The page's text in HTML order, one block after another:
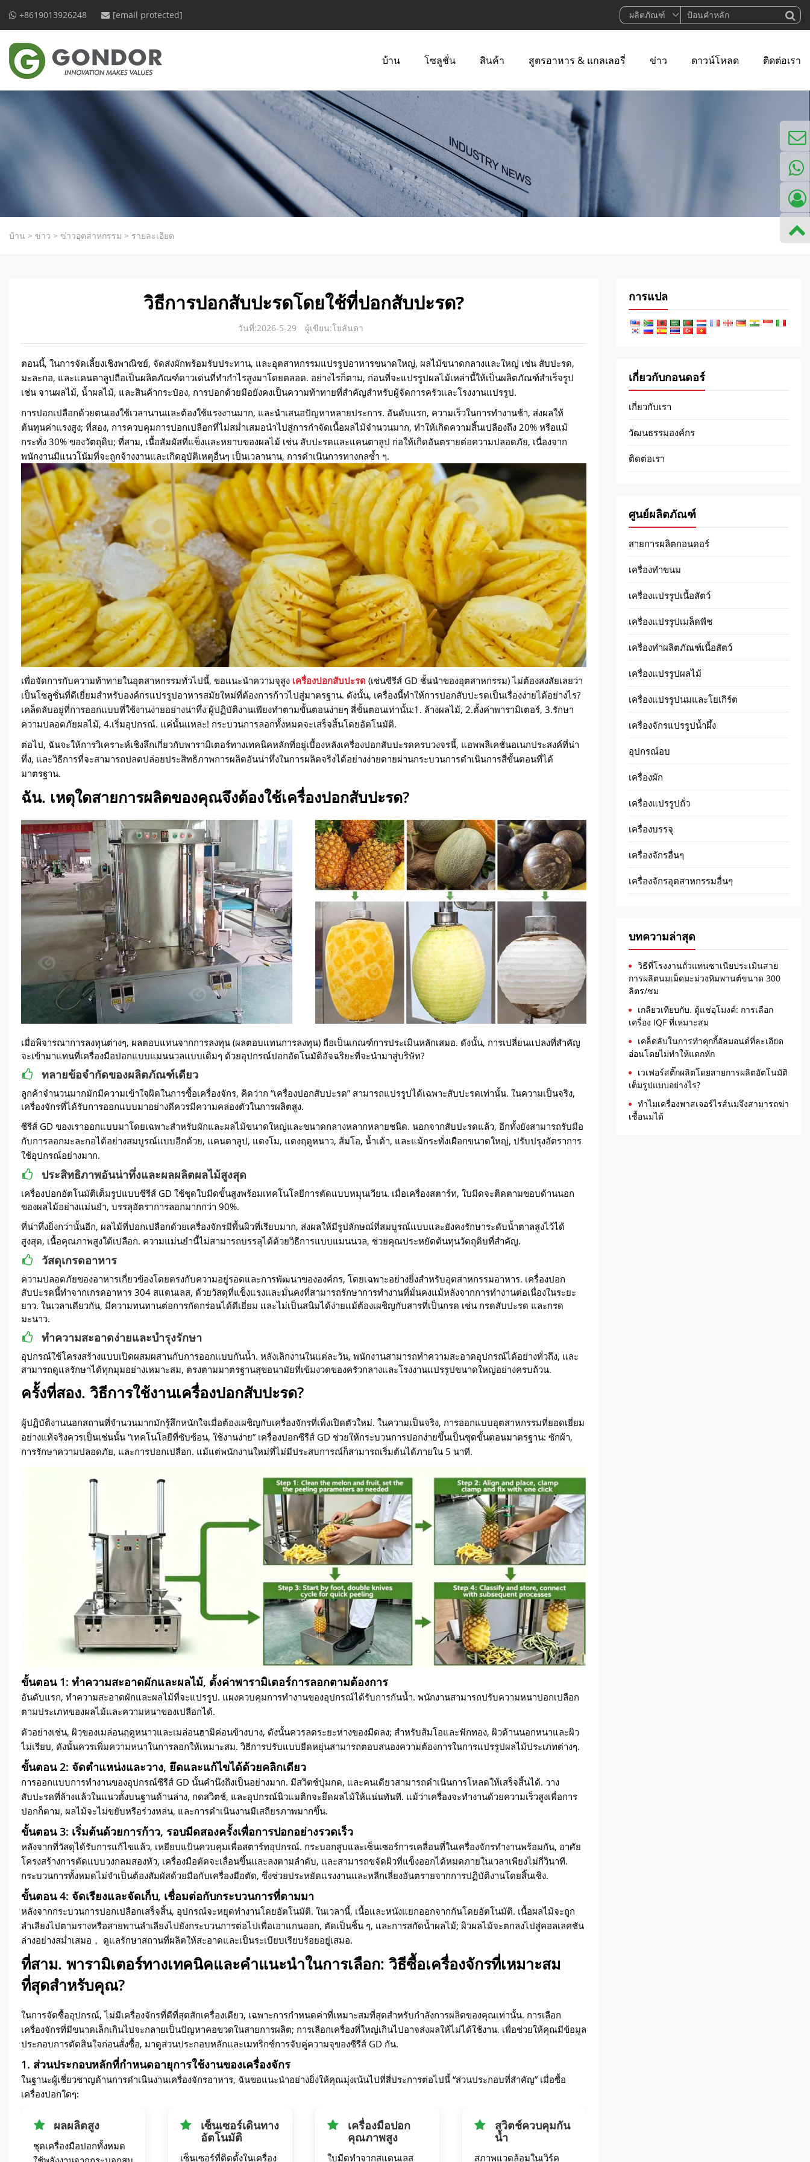
+8619013926248 [email protected]
บ้าน โซลูชั่น สินค้า สูตรอาหาร & แกลเลอรี่ ข่าว ดาวน์โหลด ติดต่อเรา
บ้าน > ข่าว > ข่าวอุตสาหกรรม > รายละเอียด
วิธีการปอกสับปะรดโดยใช้ที่ปอกสับปะรด?
วันที่:2026-5-29 ผู้เขียน:โยลันดา
ตอนนี้, ในการจัดเลี้ยงเชิงพาณิชย์, จัดส่งผักพร้อมรับประทาน, และอุตสาหกรรมแปรรูปอาหารขนาดใหญ่, ผลไม้ขนาดกลางและใหญ่ เช่น สับปะรด,
มะละกอ, และแคนตาลูปถือเป็นผลิตภัณฑ์ดาวเด่นที่ทำกำไรสูงมาโดยตลอด. อย่างไรก็ตาม, ก่อนที่จะแปรรูปผลไม้เหล่านี้ให้เป็นผลิตภัณฑ์สำเร็จรูป
เช่น จานผลไม้, น้ำผลไม้, และสินค้ากระป๋อง, การปอกด้วยมือยังคงเป็นความท้าทายที่สำคัญสำหรับผู้จัดการครัวและโรงงานแปรรูป.
การปอกเปลือกด้วยตนเองใช้เวลานานและต้องใช้แรงงานมาก, และนำเสนอปัญหาหลายประการ. อันดับแรก, ความเร็วในการทำงานช้า, ส่งผลให้
ต้นทุนค่าแรงสูง; ที่สอง, การควบคุมการปอกเปลือกที่ไม่สม่ำเสมอนำไปสู่การกำจัดเนื้อผลไม้จำนวนมาก, ทำให้เกิดความสิ้นเปลืองถึง 20% หรือแม้
กระทั่ง 30% ของวัตถุดิบ; ที่สาม, เนื้อสัมผัสที่แข็งและหยาบของผลไม้ เช่น สับปะรดและแคนตาลูป ก่อให้เกิดอันตรายต่อความปลอดภัย, เนื่องจาก
พนักงานมีแนวโน้มที่จะถูกจ้างงานและเกิดอุบัติเหตุอื่นๆ เป็นเวลานาน, การดำเนินการทางกลซ้ำ ๆ.
เพื่อจัดการกับความท้าทายในอุตสาหกรรมทั่วไปนี้, ขอแนะนำความจุสูง เครื่องปอกสับปะรด (เช่นซีรีส์ GD ชั้นนำของอุตสาหกรรม) ไม่ต้องสงสัยเลยว่า
เป็นโซลูชั่นที่ดีเยี่ยมสำหรับองค์กรแปรรูปอาหารสมัยใหม่ที่ต้องการก้าวไปสู่มาตรฐาน. ดังนั้น, เครื่องนี้ทำให้การปอกสับปะรดเป็นเรื่องง่ายได้อย่างไร?
เคล็ดลับอยู่ที่การออกแบบที่ใช้งานง่ายอย่างน่าทึ่ง ผู้ปฏิบัติงานเพียงทำตามขั้นตอนง่ายๆ สี่ขั้นตอนเท่านั้น:1. ล้างผลไม้, 2.ตั้งค่าพารามิเตอร์, 3.รักษา
ความปลอดภัยผลไม้, 4.เริ่มอุปกรณ์. แค่นั้นแหละ! กระบวนการลอกทั้งหมดจะเสร็จสิ้นโดยอัตโนมัติ.
ต่อไป, ฉันจะให้การวิเคราะห์เชิงลึกเกี่ยวกับพารามิเตอร์ทางเทคนิคหลักที่อยู่เบื้องหลังเครื่องปอกสับปะรดครบวงจรนี้, แอพพลิเคชั่นอเนกประสงค์ที่น่า
ทึ่ง, และวิธีการที่จะสามารถปลดปล่อยประสิทธิภาพการผลิตอันน่าทึ่งในการผลิตจริงได้อย่างง่ายดายผ่านกระบวนการดำเนินการสี่ขั้นตอนที่ได้
มาตรฐาน.
ฉัน. เหตุใดสายการผลิตของคุณจึงต้องใช้เครื่องปอกสับปะรด?
เมื่อพิจารณาการลงทุนต่างๆ, ผลตอบแทนจากการลงทุน (ผลตอบแทนการลงทุน) ถือเป็นเกณฑ์การประเมินหลักเสมอ. ดังนั้น, การเปลี่ยนแปลงที่สำคัญ
จะเข้ามาแทนที่เครื่องมือปอกแบบแมนนวลแบบเดิมๆ ด้วยอุปกรณ์ปอกอัตโนมัติอัจฉริยะที่จะนำมาสู่บริษัท?
ทลายข้อจำกัดของผลิตภัณฑ์เดียว
ลูกค้าจำนวนมากมักมีความเข้าใจผิดในการซื้อเครื่องจักร, คิดว่าก “เครื่องปอกสับปะรด” สามารถแปรรูปได้เฉพาะสับปะรดเท่านั้น. ในความเป็นจริง,
เครื่องจักรที่ได้รับการออกแบบมาอย่างดีควรมีความคล่องตัวในการผลิตสูง.
ซีรีส์ GD ของเราออกแบบมาโดยเฉพาะสำหรับผักและผลไม้ขนาดใหญ่และขนาดกลางหลากหลายชนิด. นอกจากสับปะรดแล้ว, อีกทั้งยังสามารถรับมือ
กับการลอกมะละกอได้อย่างสมบูรณ์แบบอีกด้วย, แคนตาลูป, แตงโม, แตงฤดูหนาว, ส้มโอ, น้ำเต้า, และแม้กระทั่งเผือกขนาดใหญ่, ปรับปรุงอัตราการ
ใช้อุปกรณ์อย่างมาก.
ประสิทธิภาพอันน่าทึ่งและผลผลิตผลไม้สูงสุด
เครื่องปอกอัตโนมัติเต็มรูปแบบซีรีส์ GD ใช้ชุดใบมีดขั้นสูงพร้อมเทคโนโลยีการตัดแบบหมุนเวียน. เมื่อเครื่องสตาร์ท, ใบมีดจะติดตามขอบด้านนอก
ของผลไม้อย่างแม่นยำ, บรรลุอัตราการลอกมากกว่า 90%.
ที่น่าทึ่งยิ่งกว่านั้นอีก, ผลไม้ที่ปอกเปลือกด้วยเครื่องจักรมีพื้นผิวที่เรียบมาก, ส่งผลให้มีรูปลักษณ์ที่สมบูรณ์แบบและยังคงรักษาระดับน้ำตาลสูงไว้ได้
สูงสุด, เนื้อคุณภาพสูงใต้เปลือก. ความแม่นยำนี้ไม่สามารถบรรลุได้ด้วยวิธีการแบบแมนนวล, ช่วยคุณประหยัดต้นทุนวัตถุดิบที่สำคัญ.
วัสดุเกรดอาหาร
ความปลอดภัยของอาหารเกี่ยวข้องโดยตรงกับความอยู่รอดและการพัฒนาขององค์กร, โดยเฉพาะอย่างยิ่งสำหรับอุตสาหกรรมอาหาร. เครื่องปอก
สับปะรดนี้ทำจากเกรดอาหาร 304 สแตนเลส, ด้วยวัสดุที่แข็งแรงและมั่นคงที่สามารถรักษาการทำงานที่มั่นคงแม้หลังจากการทำงานต่อเนื่องในระยะ
ยาว. ในเวลาเดียวกัน, มีความทนทานต่อการกัดกร่อนได้ดีเยี่ยม และไม่เป็นสนิมได้ง่ายแม้ต้องเผชิญกับสารที่เป็นกรด เช่น กรดสับปะรด และกรด
มะนาว.
ทำความสะอาดง่ายและบำรุงรักษา
อุปกรณ์ใช้โครงสร้างแบบเปิดผสมผสานกับการออกแบบกันน้ำ. หลังเลิกงานในแต่ละวัน, พนักงานสามารถทำความสะอาดอุปกรณ์ได้อย่างทั่วถึง, และ
สามารถดูแลรักษาได้ทุกมุมอย่างเหมาะสม, ตรงตามมาตรฐานสุขอนามัยที่เข้มงวดของครัวกลางและโรงงานแปรรูปขนาดใหญ่อย่างครบถ้วน.
ครั้งที่สอง. วิธีการใช้งานเครื่องปอกสับปะรด?
ผู้ปฏิบัติงานนอกสถานที่จำนวนมากมักรู้สึกหนักใจเมื่อต้องเผชิญกับเครื่องจักรที่เพิ่งเปิดตัวใหม่. ในความเป็นจริง, การออกแบบอุตสาหกรรมที่ยอดเยี่ยม
อย่างแท้จริงควรเป็นเช่นนั้น “เทคโนโลยีที่ซับซ้อน, ใช้งานง่าย” เครื่องปอกซีรีส์ GD ช่วยให้กระบวนการปอกง่ายขึ้นเป็นชุดขั้นตอนมาตรฐาน: ซักผ้า,
การรักษาความปลอดภัย, และการปอกเปลือก. แม้แต่พนักงานใหม่ที่ไม่มีประสบการณ์ก็สามารถเริ่มต้นได้ภายใน 5 นาที.
ขั้นตอน 1: ทำความสะอาดผักและผลไม้, ตั้งค่าพารามิเตอร์การลอกตามต้องการ
อันดับแรก, ทำความสะอาดผักและผลไม้ที่จะแปรรูป. แผงควบคุมการทำงานของอุปกรณ์ได้รับการกันน้ำ. พนักงานสามารถปรับความหนาปอกเปลือก
ตามประเภทของผลไม้และความหนาของเปลือกได้.
ตัวอย่างเช่น, ผิวของเมล่อนฤดูหนาวและเมล่อนฮามิค่อนข้างบาง, ดังนั้นควรลดระยะห่างของมีดลง; สำหรับส้มโอและฟักทอง, ผิวด้านนอกหนาและผิว
ไม่เรียบ, ดังนั้นควรเพิ่มความหนาในการลอกให้เหมาะสม. วิธีการปรับแบบยืดหยุ่นสามารถตอบสนองความต้องการในการแปรรูปผลไม้ประเภทต่างๆ.
ขั้นตอน 2: จัดตำแหน่งและวาง, ยึดและแก้ไขได้ด้วยคลิกเดียว
การออกแบบการทำงานของอุปกรณ์ซีรีส์ GD นั้นคำนึงถึงเป็นอย่างมาก. มีสวิตช์ปุ่มกด, และคนเดียวสามารถดำเนินการโหลดให้เสร็จสิ้นได้. วาง
สับปะรดที่ล้างแล้วในแนวตั้งบนฐานด้านล่าง, กดสวิตช์, และอุปกรณ์นิวแมติกจะยึดผลไม้ให้แน่นทันที. แม้ว่าเครื่องจะทำงานด้วยความเร็วสูงเพื่อการ
ปอกก็ตาม, ผลไม้จะไม่ขยับหรือร่วงหล่น, และการดำเนินงานมีเสถียรภาพมากขึ้น.
ขั้นตอน 3: เริ่มต้นด้วยการก้าว, รอบมีดสองครั้งเพื่อการปอกอย่างรวดเร็ว
หลังจากที่วัสดุได้รับการแก้ไขแล้ว, เหยียบแป้นควบคุมเพื่อสตาร์ทอุปกรณ์. กระบอกสูบและเซ็นเซอร์การเคลื่อนที่ในเครื่องจักรทำงานพร้อมกัน, อาศัย
โครงสร้างการตัดแบบวงกลมสองหัว, เครื่องมือตัดจะเลื่อนขึ้นและลงตามลำดับ, และสามารถขจัดผิวที่แข็งออกได้หมดภายในเวลาเพียงไม่กี่วินาที.
กระบวนการทั้งหมดไม่จำเป็นต้องสัมผัสด้วยมือกับเครื่องมือตัด, ซึ่งช่วยประหยัดแรงงานและหลีกเลี่ยงอันตรายจากการปฏิบัติงานโดยสิ้นเชิง.
ขั้นตอน 4: จัดเรียงและจัดเก็บ, เชื่อมต่อกับกระบวนการที่ตามมา
หลังจากกระบวนการปอกเปลือกเสร็จสิ้น, อุปกรณ์จะหยุดทำงานโดยอัตโนมัติ. ในเวลานี้, เนื้อและหนังแยกออกจากกันโดยอัตโนมัติ. เนื้อผลไม้จะถูก
ลำเลียงไปตามรางหรือสายพานลำเลียงไปยังกระบวนการต่อไปเพื่อเอาแกนออก, ตัดเป็นชิ้น ๆ, และการสกัดน้ำผลไม้; ผิวผลไม้จะตกลงไปสู่คอลเลคชัน
ล่างอย่างสม่ำเสมอ， ดูแลรักษาสถานที่ผลิตให้สะอาดและเป็นระเบียบเรียบร้อยอยู่เสมอ.
ที่สาม. พารามิเตอร์ทางเทคนิคและคำแนะนำในการเลือก: วิธีซื้อเครื่องจักรที่เหมาะสม
ที่สุดสำหรับคุณ?
ในการจัดซื้ออุปกรณ์, ไม่มีเครื่องจักรที่ดีที่สุดสักเครื่องเดียว, เฉพาะการกำหนดค่าที่เหมาะสมที่สุดสำหรับกำลังการผลิตของคุณเท่านั้น. การเลือก
เครื่องจักรที่มีขนาดเล็กเกินไปจะกลายเป็นปัญหาคอขวดในสายการผลิต; การเลือกเครื่องที่ใหญ่เกินไปอาจส่งผลให้ไม่ได้ใช้งาน. เพื่อช่วยให้คุณมีข้อมูล
ประกอบการตัดสินใจก่อนสั่งซื้อ, มาดูส่วนประกอบหลักและเมทริกซ์การจับคู่ความจุของซีรีส์ GD กัน.
1. ส่วนประกอบหลักที่กำหนดอายุการใช้งานของเครื่องจักร
ในฐานะผู้เชี่ยวชาญด้านการดำเนินงานเครื่องจักรอาหาร, ฉันขอแนะนำอย่างยิ่งให้คุณมุ่งเน้นไปที่สี่ประการต่อไปนี้ “ส่วนประกอบที่สำคัญ” เมื่อซื้อ
เครื่องปอกใดๆ:
ผลผลิตสูง
ชุดเครื่องมือปอกทั้งหมด
เซ็นเซอร์เดินทาง
อัตโนมัติ
เซ็นเซอร์ที่ติดตั้งในเครื่อง
เครื่องมือปอก
คุณภาพสูง
ใบมีดทำจากสแตนเลส
สวิตช์ควบคุมกัน
น้ำ
สภาพแวดล้อมในเวิร์ค
การแปล
เกี่ยวกับกอนดอร์
เกี่ยวกับเรา
วัฒนธรรมองค์กร
ติดต่อเรา
ศูนย์ผลิตภัณฑ์
สายการผลิตกอนดอร์
เครื่องทำขนม
เครื่องแปรรูปเนื้อสัตว์
เครื่องแปรรูปเมล็ดพืช
เครื่องทำผลิตภัณฑ์เนื้อสัตว์
เครื่องแปรรูปผลไม้
เครื่องแปรรูปนมและโยเกิร์ต
เครื่องจักรแปรรูปน้ำผึ้ง
อุปกรณ์อบ
เครื่องผัก
เครื่องแปรรูปถั่ว
เครื่องบรรจุ
เครื่องจักรอื่นๆ
เครื่องจักรอุตสาหกรรมอื่นๆ
บทความล่าสุด
วิธีที่โรงงานถั่วแทนซาเนียประเมินสาย
การผลิตนมเม็ดมะม่วงหิมพานต์ขนาด 300
ลิตร/ชม
เกลียวเทียบกับ. ตู้แช่อุโมงค์: การเลือก
เครื่อง IQF ที่เหมาะสม
เคล็ดลับในการทำคุกกี้อัลมอนด์ที่ละเอียด
อ่อนโดยไม่ทำให้แตกหัก
เวเฟอร์สติ๊กผลิตโดยสายการผลิตอัตโนมัติ
เต็มรูปแบบอย่างไร?
ทำไมเครื่องพาสเจอร์ไรส์นมจึงสามารถฆ่า
เชื้อนมได้